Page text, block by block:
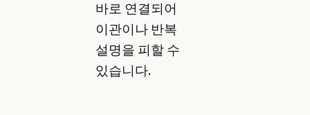
바로 연결되어
이관이나 반복
설명을 피할 수
있습니다.